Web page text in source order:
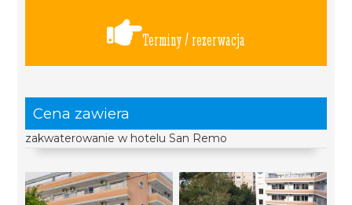
Terminy / rezerwacja
Cena zawiera
zakwaterowanie w hotelu San Remo